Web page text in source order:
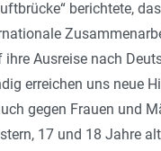
berichtete,
Ausreise nach
erreichen uns neue
gegen Frauen und
17 und 18 Jahre